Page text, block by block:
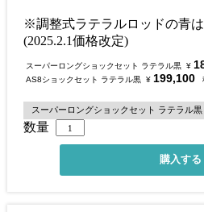
※調整式ラテラルロッドの青は
(2025.2.1価格改定)
スーパーロングショックセット ラテラル黒 ¥
AS8ショックセット ラテラル黒 ¥ 199,100
数量